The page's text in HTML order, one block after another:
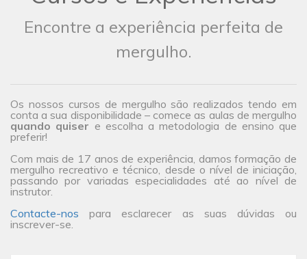
Encontre a experiência perfeita de
mergulho.
Os nossos cursos de mergulho são realizados tendo em
conta a sua disponibilidade – comece as aulas de mergulho
quando quiser e escolha a metodologia de ensino que
preferir!
Com mais de 17 anos de experiência, damos formação de
mergulho recreativo e técnico, desde o nível de iniciação,
passando por variadas especialidades até ao nível de
instrutor.
Contacte-nos para esclarecer as suas dúvidas ou
inscrever-se.